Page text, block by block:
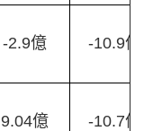
-2.9億 -10.9億
9.04億 -10.7億